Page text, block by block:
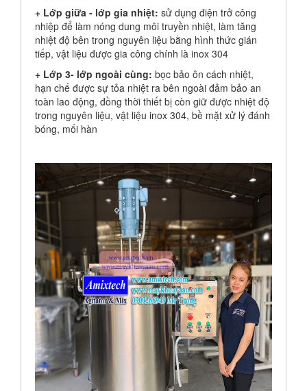
+ Lớp giữa - lớp gia nhiệt: sử dụng điện trở công
nhiệp để làm nóng dung môi truyền nhiệt, làm tăng
nhiệt độ bên trong nguyên liệu bằng hình thức gián
tiếp, vật liệu được gia công chính là inox 304
+ Lớp 3- lớp ngoài cùng: bọc bảo ôn cách nhiệt,
hạn chế được sự tỏa nhiệt ra bên ngoài đảm bảo an
toàn lao động, đồng thời thiết bị còn giữ được nhiệt độ
trong nguyên liệu, vật liệu inox 304, bề mặt xử lý đánh
bóng, mối hàn